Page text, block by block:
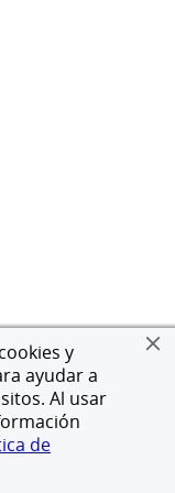
y
ayudar a
Al usar
de